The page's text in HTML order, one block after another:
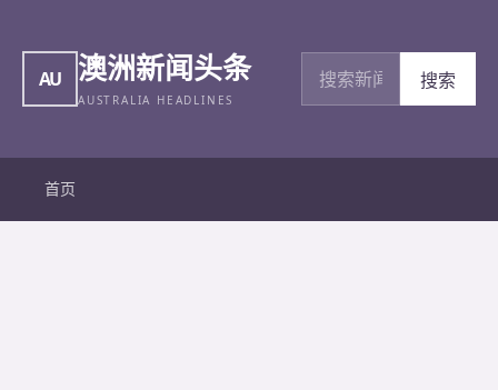
AU 澳洲新闻头条
AUSTRALIA HEADLINES
搜索新闻
搜索
首页